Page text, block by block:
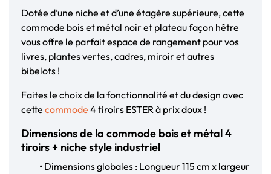
Dotée d’une niche et d’une étagère supérieure, cette
commode bois et métal noir et plateau façon hêtre
vous offre le parfait espace de rangement pour vos
livres, plantes vertes, cadres, miroir et autres
bibelots !
Faites le choix de la fonctionnalité et du design avec
cette commode 4 tiroirs ESTER à prix doux !
Dimensions de la commode bois et métal 4
tiroirs + niche style industriel
• Dimensions globales : Longueur 115 cm x largeur